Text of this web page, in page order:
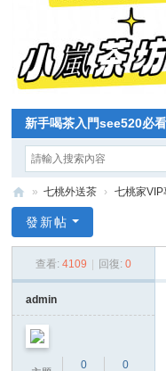
新手喝茶入門see520必
桃
貝
中
» 七桃外送茶 › 七桃家
發新帖
查看: 4109 回復: 0
admin
0
0